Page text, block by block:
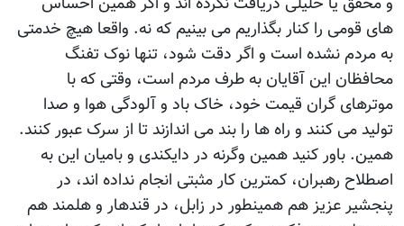
های قومی را کنار بگذاريم می بينيم که نه. واقعا هيچ خدمتی
به مردم نشده است و اگر دقت شود، تنها نوک تفنگ
محافظان اين آقايان به طرف مردم است، وقتی که با
موترهای گران قيمت خود، خاک باد و آلودگی هوا و صدا
توليد می کنند و راه ها را بند می اندازند تا از سرک عبور کنند.
همين. باور کنيد همين وگرنه در دايکندی و باميان اين به
اصطلاح رهبران، کمترين کار مثبتی انجام نداده اند، در
پنجشير عزيز هم همينطور در زابل، در قندهار و هلمند هم